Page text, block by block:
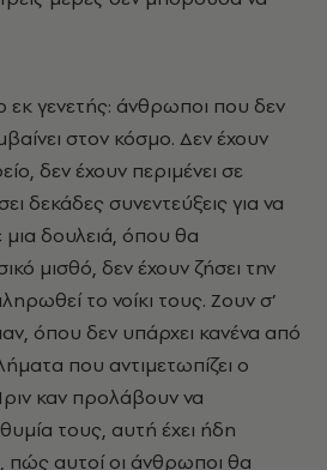
εκ γενετής: άνθρωποι που δεν
στον κόσμο. Δεν έχουν
δεν έχουν περιμένει σε
δεκάδες συνεντεύξεις για να
δουλειά, όπου θα
μισθό, δεν έχουν ζήσει την
το νοίκι τους. Ζουν σ’
όπου δεν υπάρχει κανένα από
που αντιμετωπίζει ο
καν προλάβουν να
τους, αυτή έχει ήδη
αυτοί οι άνθρωποι θα